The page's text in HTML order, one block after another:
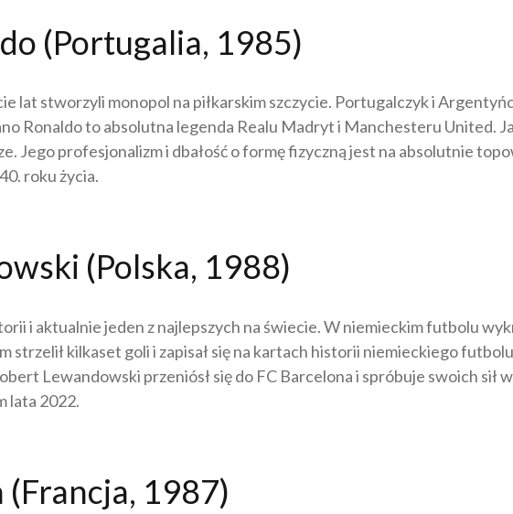
(Portugalia, 1985)
lat stworzyli monopol na piłkarskim szczycie. Portugalczyk i
Ronaldo to absolutna legenda Realu Madryt i Manchesteru United.
Jego profesjonalizm i dbałość o formę fizyczną jest na absolutnie
roku życia.
(Polska, 1988)
i aktualnie jeden z najlepszych na świecie. W niemieckim futbolu
strzelił kilkaset goli i zapisał się na kartach historii niemieckiego
Lewandowski przeniósł się do FC Barcelona i spróbuje swoich sił
lata 2022.
1987)